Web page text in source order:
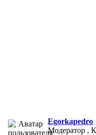
Egorkapedro
Модератор ,